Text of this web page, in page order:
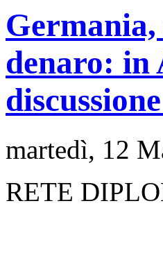
denaro: in
martedì, 12
RETE